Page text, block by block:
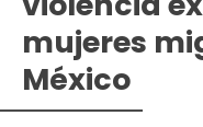
mujeres
México